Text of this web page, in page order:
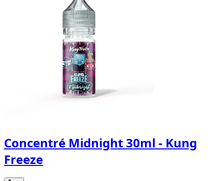
Concentré Midnight 30ml - Kung
Freeze